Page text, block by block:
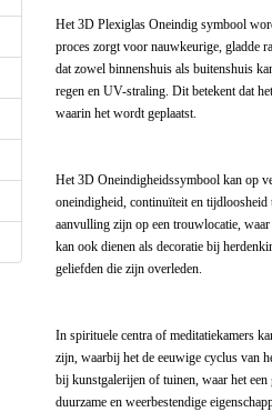
Het 3D Plexiglas Oneindig symbool
proces zorgt voor nauwkeurige, gladde
dat zowel binnenshuis als buitenshuis
regen en UV-straling. Dit betekent dat
waarin het wordt geplaatst.
Het 3D Oneindigheidssymbool kan op
oneindigheid, continuïteit en
aanvulling zijn op een trouwlocatie,
kan ook dienen als decoratie bij
geliefden die zijn overleden.
In spirituele centra of meditatiekamers
zijn, waarbij het de eeuwige cyclus van
bij kunstgalerijen of tuinen, waar het
duurzame en weerbestendige